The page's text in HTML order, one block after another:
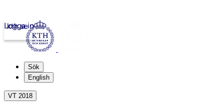
kth.se
Logga in
Sök
English
VT 2018